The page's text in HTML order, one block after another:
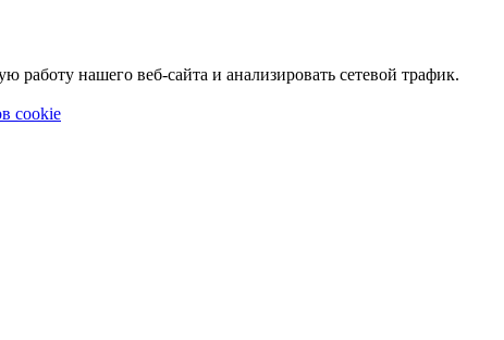
нашего веб-сайта и анализировать сетевой трафик.
cookie